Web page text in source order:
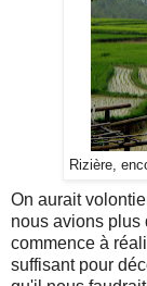
Rizière,
On aurait
nous avions plus
commence à
suffisant pour